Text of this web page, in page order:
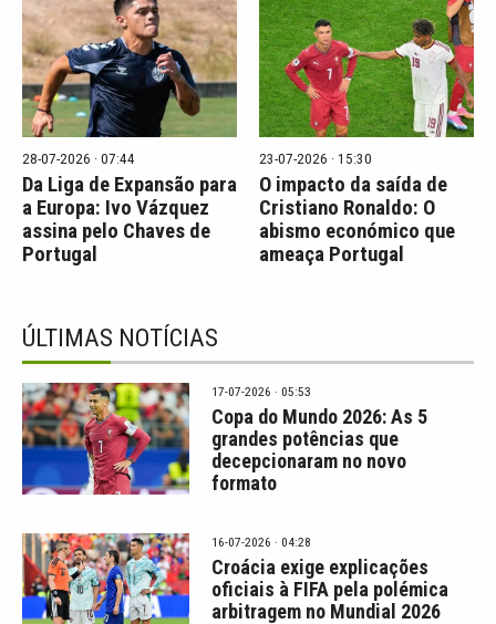
28-07-2026 · 07:44
Da Liga de Expansão para
a Europa: Ivo Vázquez
assina pelo Chaves de
Portugal
23-07-2026 · 15:30
O impacto da saída de
Cristiano Ronaldo: O
abismo económico que
ameaça Portugal
ÚLTIMAS NOTÍCIAS
17-07-2026 · 05:53
Copa do Mundo 2026: As 5
grandes potências que
decepcionaram no novo
formato
16-07-2026 · 04:28
Croácia exige explicações
oficiais à FIFA pela polémica
arbitragem no Mundial 2026